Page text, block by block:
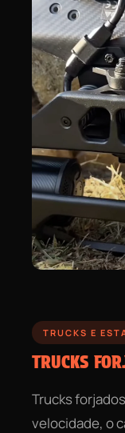
TRUCKS E
TRUCKS
Trucks
velocidade, o